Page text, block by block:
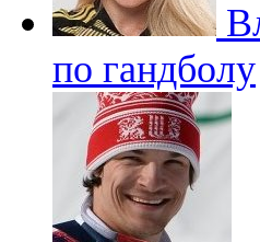
по гандболу